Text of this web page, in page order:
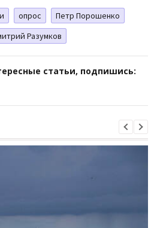
опрос
Петр Порошенко
Разумков
статьи, подпишись: